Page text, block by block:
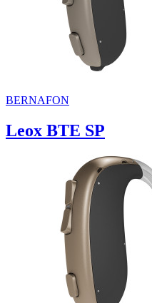
BERNAFON
Leox BTE SP